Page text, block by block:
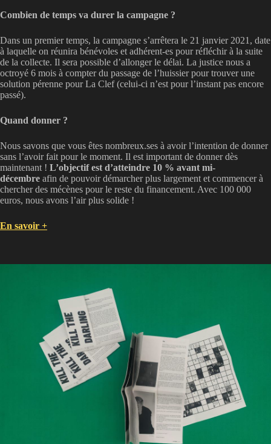
Combien de temps va durer la campagne ?
Dans un premier temps, la campagne s’arrêtera le 21 janvier 2021, date
à laquelle on réunira bénévoles et adhérent-es pour réfléchir à la suite
de la collecte. Il sera possible d’allonger le délai. La justice nous a
octroyé 6 mois à compter du passage de l’huissier pour trouver une
solution pérenne pour La Clef (celui-ci n’est pour l’instant pas encore
passé).
Quand donner ?
Nous savons que vous êtes nombreux.ses à avoir l’intention de donner
sans l’avoir fait pour le moment. Il est important de donner dès
maintenant ! L’objectif est d’atteindre 10 % avant mi-
décembre afin de pouvoir démarcher plus largement et commencer à
chercher des mécènes pour le reste du financement. Avec 100 000
euros, nous avons l’air plus solide !
En savoir +